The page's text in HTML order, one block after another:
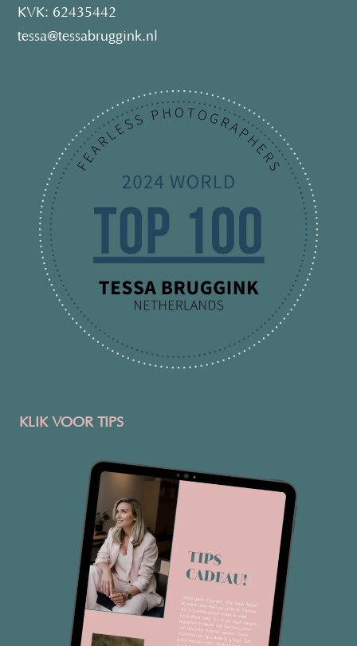
KVK: 62435442
tessa@tessabruggink.nl
KLIK VOOR TIPS